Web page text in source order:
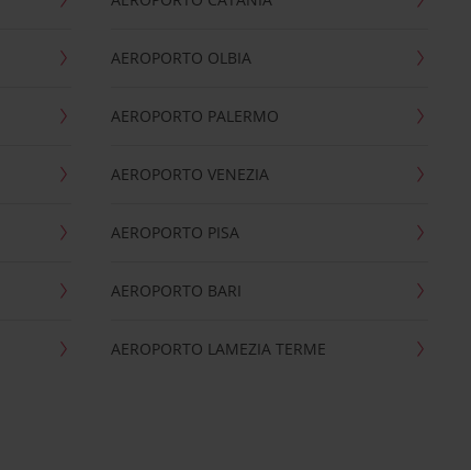
AEROPORTO OLBIA
AEROPORTO PALERMO
AEROPORTO VENEZIA
AEROPORTO PISA
AEROPORTO BARI
AEROPORTO LAMEZIA TERME